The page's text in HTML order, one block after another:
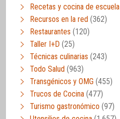
Recetas y cocina de escuela
Recursos en la red (362)
Restaurantes (120)
Taller I+D (25)
Técnicas culinarias (243)
Todo Salud (963)
Transgénicos y OMG (455)
Trucos de Cocina (477)
Turismo gastronómico (97)